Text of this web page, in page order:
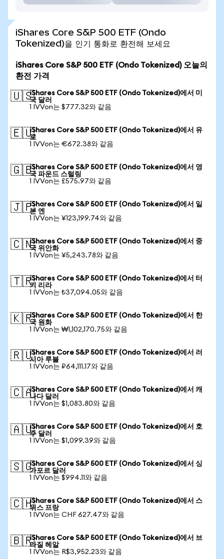
iShares Core S&P 500 ETF (Ondo
Tokenized)을 인기 통화로 환전해 보세요
iShares Core S&P 500 ETF (Ondo Tokenized) 오늘의
환전 가격
🇺🇸iShares Core S&P 500 ETF (Ondo Tokenized)에서 미
국 달러
1 IVVon는 $777.32와 같음
🇪🇺iShares Core S&P 500 ETF (Ondo Tokenized)에서 유
로
1 IVVon는 €672.38와 같음
🇬🇧iShares Core S&P 500 ETF (Ondo Tokenized)에서 영
국 파운드 스털링
1 IVVon는 £575.97와 같음
🇯🇵iShares Core S&P 500 ETF (Ondo Tokenized)에서 일
본 엔
1 IVVon는 ¥123,199.74와 같음
🇨🇳iShares Core S&P 500 ETF (Ondo Tokenized)에서 중
국 위안화
1 IVVon는 ¥5,243.78와 같음
🇹🇷iShares Core S&P 500 ETF (Ondo Tokenized)에서 터
키 리라
1 IVVon는 ₺37,094.05와 같음
🇰🇷iShares Core S&P 500 ETF (Ondo Tokenized)에서 한
국 원화
1 IVVon는 ₩1,102,170.75와 같음
🇷🇺iShares Core S&P 500 ETF (Ondo Tokenized)에서 러
시아 루블
1 IVVon는 ₽64,111.17와 같음
🇨🇦iShares Core S&P 500 ETF (Ondo Tokenized)에서 캐
나다 달러
1 IVVon는 $1,083.80와 같음
🇦🇺iShares Core S&P 500 ETF (Ondo Tokenized)에서 호
주 달러
1 IVVon는 $1,099.39와 같음
🇸🇬iShares Core S&P 500 ETF (Ondo Tokenized)에서 싱
가포르 달러
1 IVVon는 $994.11와 같음
🇨🇭iShares Core S&P 500 ETF (Ondo Tokenized)에서 스
위스 프랑
1 IVVon는 CHF 627.47와 같음
🇧🇷iShares Core S&P 500 ETF (Ondo Tokenized)에서 브
라질 헤알
1 IVVon는 R$3,952.23와 같음